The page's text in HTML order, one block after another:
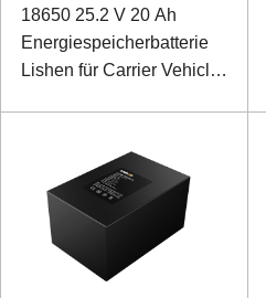
18650 25.2 V 20 Ah
Energiespeicherbatterie
Lishen für Carrier Vehicle